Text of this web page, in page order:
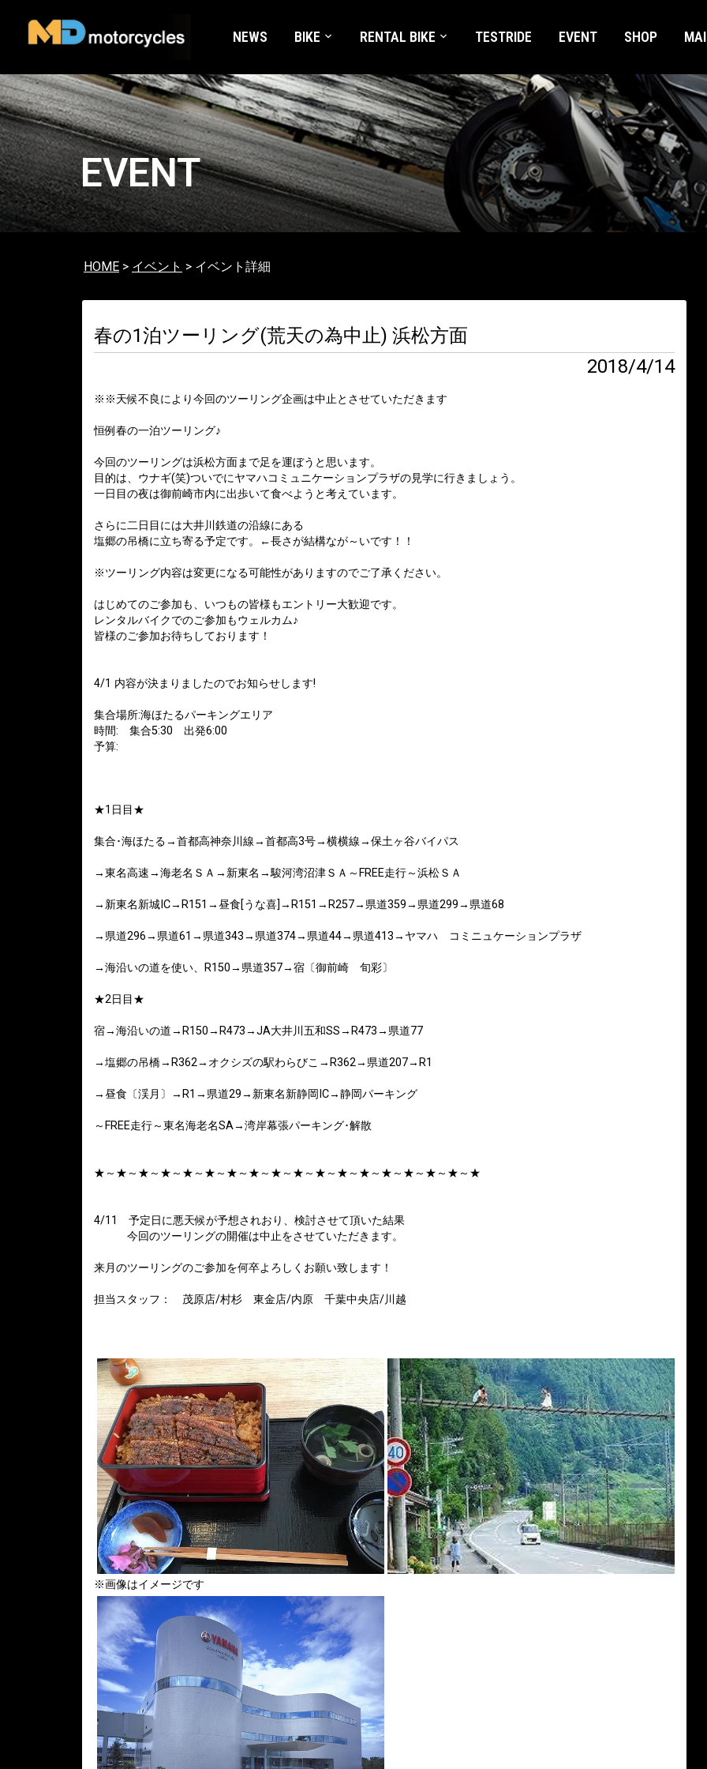
NEWS BIKE RENTAL BIKE TESTRIDE EVENT SHOP
EVENT
HOME > イベント > イベント詳細
春の1泊ツーリング(荒天の為中止) 浜松方面
2018/4/14
※※天候不良により今回のツーリング企画は中止とさせていただきます
恒例春の一泊ツーリング♪
今回のツーリングは浜松方面まで足を運ぼうと思います。
目的は、ウナギ(笑)ついでにヤマハコミュニケーションプラザの見学に行きましょう。
一日目の夜は御前崎市内に出歩いて食べようと考えています。
さらに二日目には大井川鉄道の沿線にある
塩郷の吊橋に立ち寄る予定です。←長さが結構なが～いです！！
※ツーリング内容は変更になる可能性がありますのでご了承ください。
はじめてのご参加も、いつもの皆様もエントリー大歓迎です。
レンタルバイクでのご参加もウェルカム♪
皆様のご参加お待ちしております！
4/1 内容が決まりましたのでお知らせします!
集合場所:海ほたるパーキングエリア
時間: 集合5:30 出発6:00
予算:
★1日目★
集合･海ほたる→首都高神奈川線→首都高3号→横横線→保土ヶ谷バイパス
→東名高速→海老名ＳＡ→新東名→駿河湾沼津ＳＡ～FREE走行～浜松ＳＡ
→新東名新城IC→R151→昼食[うな喜]→R151→R257→県道359→県道299→県道68
→県道296→県道61→県道343→県道374→県道44→県道413→ヤマハ コミニュケーションプラザ
→海沿いの道を使い、R150→県道357→宿〔御前崎 旬彩〕
★2日目★
宿→海沿いの道→R150→R473→JA大井川五和SS→R473→県道77
→塩郷の吊橋→R362→オクシズの駅わらびこ→R362→県道207→R1
→昼食〔渓月〕→R1→県道29→新東名新静岡IC→静岡パーキング
～FREE走行～東名海老名SA→湾岸幕張パーキング･解散
★～★～★～★～★～★～★～★～★～★～★～★～★～★～★～★～★～★
4/11 予定日に悪天候が予想されおり、検討させて頂いた結果
今回のツーリングの開催は中止をさせていただきます。
来月のツーリングのご参加を何卒よろしくお願い致します！
担当スタッフ： 茂原店/村杉 東金店/内原 千葉中央店/川越
※画像はイメージです